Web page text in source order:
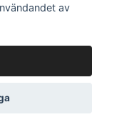
till hemmet
av